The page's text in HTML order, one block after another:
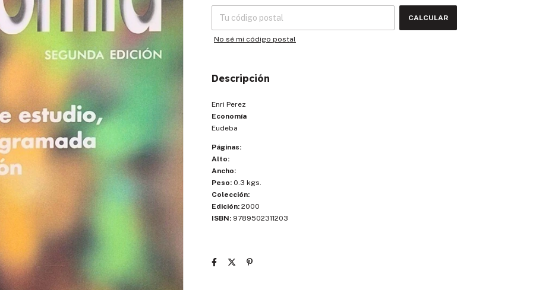
CALCULAR
No sé mi código postal
Descripción
Enri Perez
Economía
Eudeba
Páginas:
Alto:
Ancho:
Peso: 0.3 kgs.
Colección:
Edición: 2000
ISBN: 9789502311203